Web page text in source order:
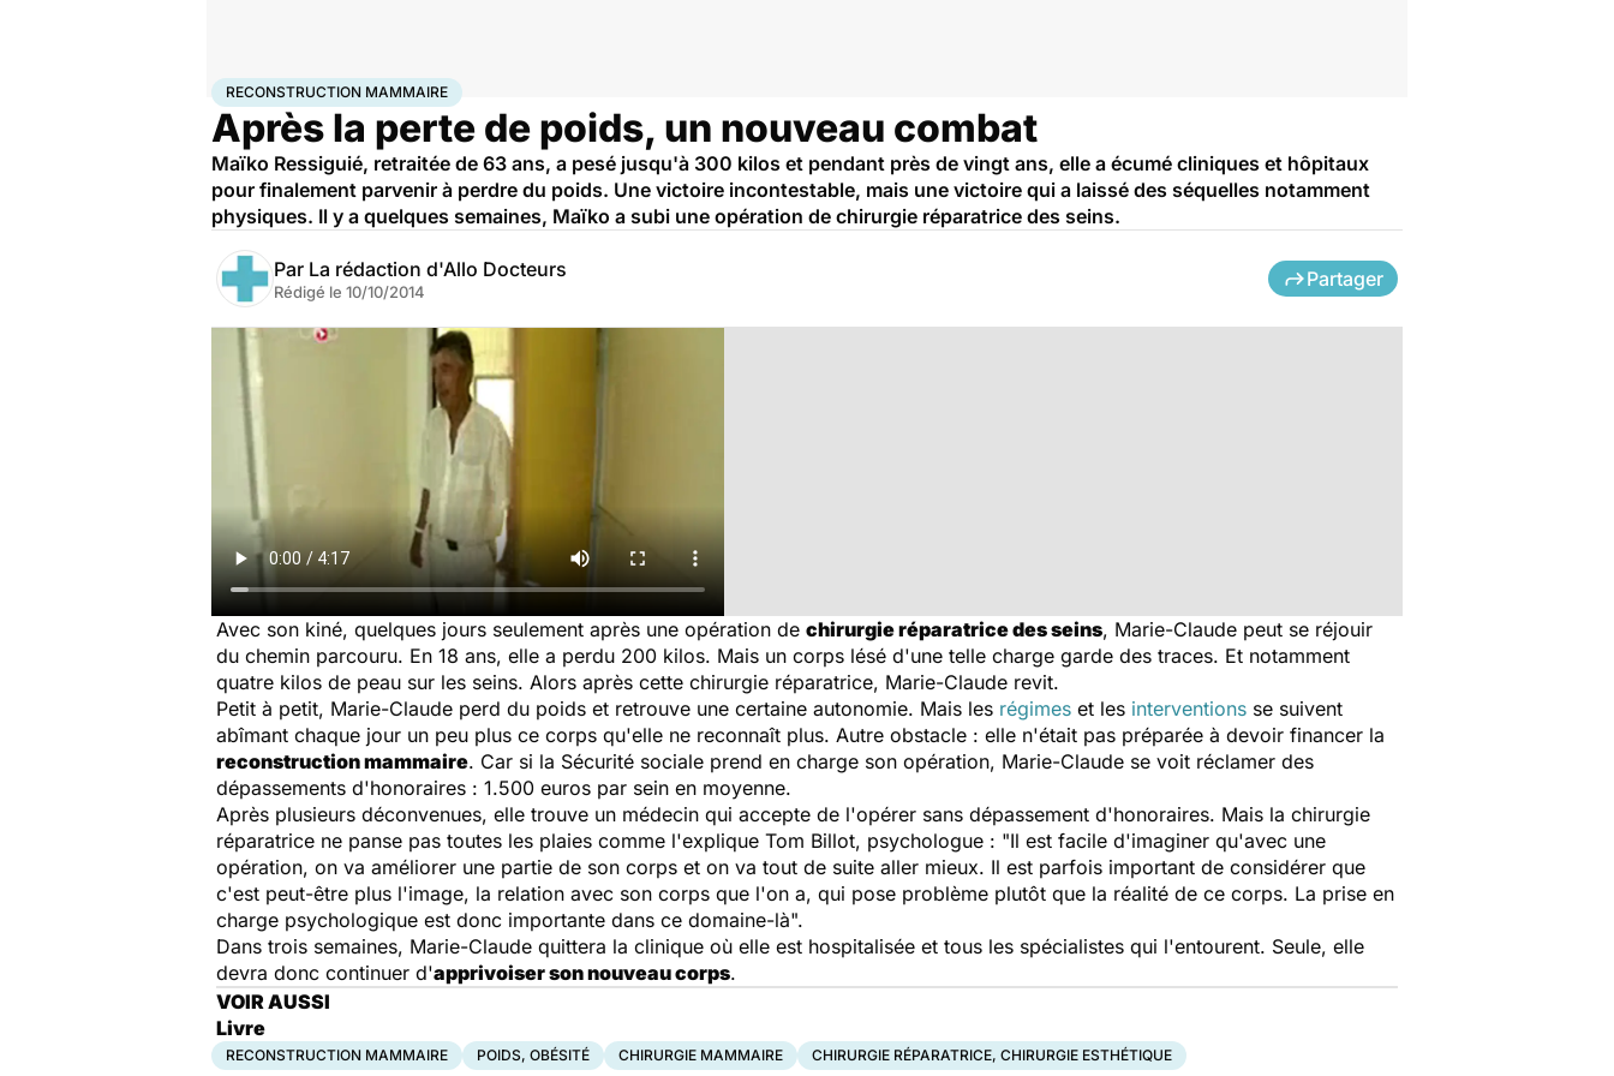
AccueilSantéMaladies Reconstruction mammaire
RECONSTRUCTION MAMMAIRE
Après la perte de poids, un nouveau combat
Maïko Ressiguié, retraitée de 63 ans, a pesé jusqu'à 300 kilos et pendant près de vingt ans, elle a écumé cliniques et hôpitaux
pour finalement parvenir à perdre du poids. Une victoire incontestable, mais une victoire qui a laissé des séquelles notamment
physiques. Il y a quelques semaines, Maïko a subi une opération de chirurgie réparatrice des seins.
Par La rédaction d'Allo Docteurs
Rédigé le 10/10/2014
Partager
Avec son kiné, quelques jours seulement après une opération de chirurgie réparatrice des seins, Marie-Claude peut se réjouir
du chemin parcouru. En 18 ans, elle a perdu 200 kilos. Mais un corps lésé d'une telle charge garde des traces. Et notamment
quatre kilos de peau sur les seins. Alors après cette chirurgie réparatrice, Marie-Claude revit.
Petit à petit, Marie-Claude perd du poids et retrouve une certaine autonomie. Mais les régimes et les interventions se suivent
abîmant chaque jour un peu plus ce corps qu'elle ne reconnaît plus. Autre obstacle : elle n'était pas préparée à devoir financer la
reconstruction mammaire. Car si la Sécurité sociale prend en charge son opération, Marie-Claude se voit réclamer des
dépassements d'honoraires : 1.500 euros par sein en moyenne.
Après plusieurs déconvenues, elle trouve un médecin qui accepte de l'opérer sans dépassement d'honoraires. Mais la chirurgie
réparatrice ne panse pas toutes les plaies comme l'explique Tom Billot, psychologue : "Il est facile d'imaginer qu'avec une
opération, on va améliorer une partie de son corps et on va tout de suite aller mieux. Il est parfois important de considérer que
c'est peut-être plus l'image, la relation avec son corps que l'on a, qui pose problème plutôt que la réalité de ce corps. La prise en
charge psychologique est donc importante dans ce domaine-là".
Dans trois semaines, Marie-Claude quittera la clinique où elle est hospitalisée et tous les spécialistes qui l'entourent. Seule, elle
devra donc continuer d'apprivoiser son nouveau corps.
VOIR AUSSI
Livre
RECONSTRUCTION MAMMAIRE POIDS, OBÉSITÉ CHIRURGIE MAMMAIRE CHIRURGIE RÉPARATRICE, CHIRURGIE ESTHÉTIQUE